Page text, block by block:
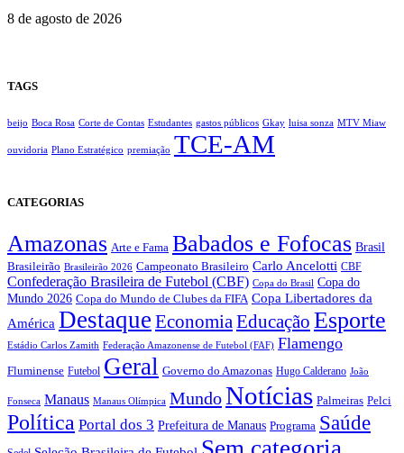
8 de agosto de 2026
TAGS
beijo Boca Rosa Corte de Contas Estudantes gastos públicos Gkay luisa sonza MTV Miaw
ouvidoria Plano Estratégico premiação TCE-AM
CATEGORIAS
Amazonas Arte e Fama Babados e Fofocas Brasil
Brasileirão Brasileirão 2026 Campeonato Brasileiro Carlo Ancelotti CBF
Confederação Brasileira de Futebol (CBF) Copa do Brasil Copa do
Mundo 2026 Copa do Mundo de Clubes da FIFA Copa Libertadores da
América Destaque Economia Educação Esporte
Estádio Carlos Zamith Federação Amazonense de Futebol (FAF) Flamengo
Fluminense Futebol Geral Governo do Amazonas Hugo Calderano João
Fonseca Manaus Manaus Olímpica MundoNotícias Palmeiras Pelci
Política Portal dos 3 Prefeitura de Manaus Programa Saúde